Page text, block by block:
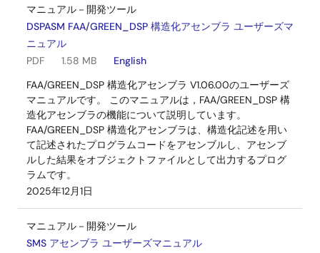
マニュアル－開発ツール
DSPASM FAA/GREEN_DSP 構造化アセンブラ ユーザーズマ
ニュアル
PDF
1.58 MB
English
FAA/GREEN_DSP 構造化アセンブラ V1.06.00のユーザーズ
マニュアルです。 このマニュアルは，FAA/GREEN_DSP 構
造化アセンブラの機能について説明しています。
FAA/GREEN_DSP 構造化アセンブラは、構造化記述を用い
て記述されたプログラムコードをアセンブルし、アセンブ
ルした結果をオブジェクトファイルとして出力するプログ
ラムです。
2025年12月1日
マニュアル－開発ツール
SMS アセンブラ ユーザーズマニュアル